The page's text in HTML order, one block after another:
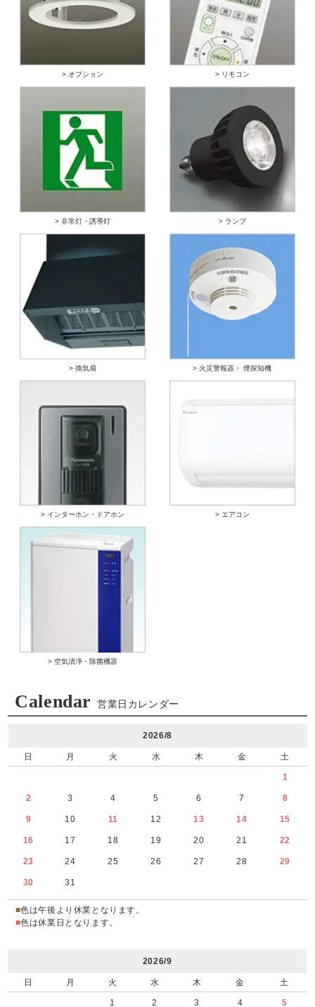
> オプション > リモコン
> 非常灯・誘導灯 > ランプ
> 換気扇 > 火災警報器・ 煙探知機
> インターホン・ドアホン > エアコン
> 空気清浄・除菌機器
Calendar 営業日カレンダー
2026/8
日 月 火 水 木 金 土
1
2 3 4 5 6 7 8
9 10 11 12 13 14 15
16 17 18 19 20 21 22
23 24 25 26 27 28 29
30 31
■色は午後より休業となります。
■色は休業日となります。
2026/9
日 月 火 水 木 金 土
1 2 3 4 5